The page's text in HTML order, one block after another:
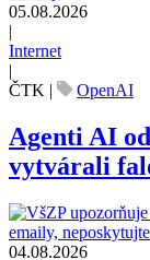
05.08.2026
|
Internet
|
ČTK | OpenAI
Agenti AI
vytvárali
04.08.2026